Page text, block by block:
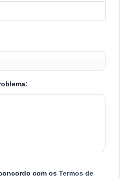
com os Termos de